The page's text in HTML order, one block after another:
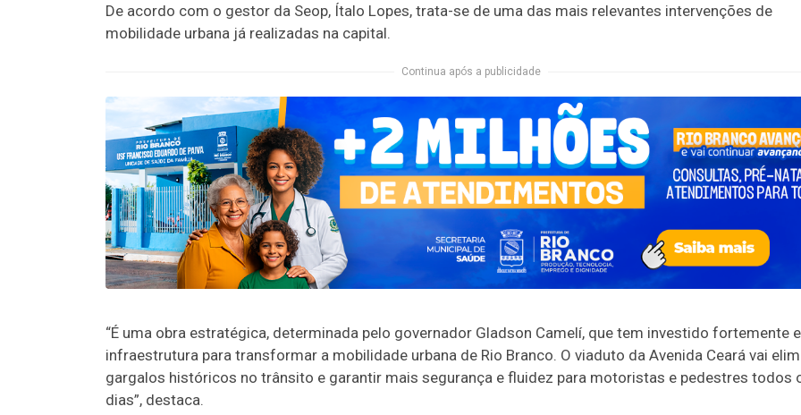
De acordo com o gestor da Seop, Ítalo Lopes, trata-se de uma das mais relevantes intervenções de
mobilidade urbana já realizadas na capital.
Continua após a publicidade
“É uma obra estratégica, determinada pelo governador Gladson Camelí, que tem investido fortemente
infraestrutura para transformar a mobilidade urbana de Rio Branco. O viaduto da Avenida Ceará vai
gargalos históricos no trânsito e garantir mais segurança e fluidez para motoristas e pedestres todos
dias”, destaca.